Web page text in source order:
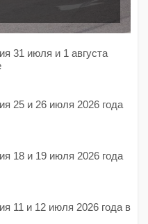
31 июля и 1 августа
25 и 26 июля 2026 года
18 и 19 июля 2026 года
11 и 12 июля 2026 года в